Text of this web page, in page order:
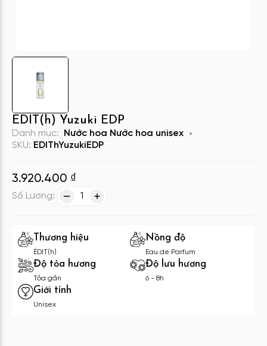
EDIT(h) Yuzuki EDP
Danh mục: Nước hoa Nước hoa unisex
SKU: EDIThYuzukiEDP
3.920.400 ₫
Số Lượng: 1
Thương hiệu
ÉDIT(h)
Nồng độ
Eau de Parfum
Độ tỏa hương
Tỏa gần
Độ lưu hương
6 - 8h
Giới tính
Unisex